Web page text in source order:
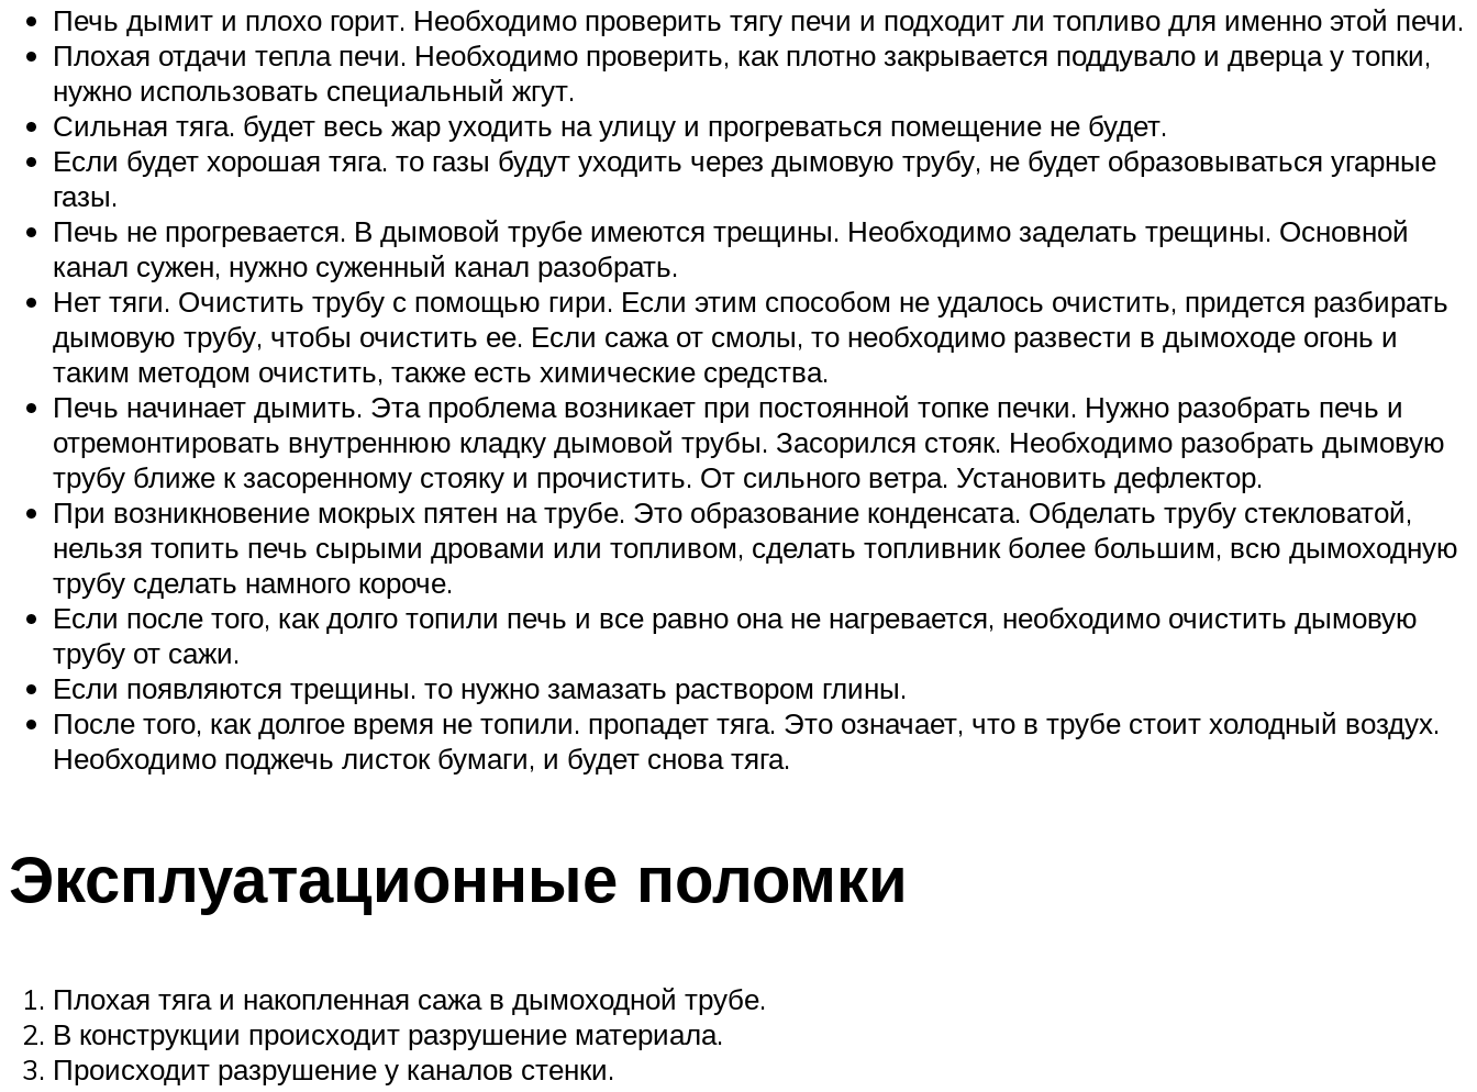
Печь дымит и плохо горит. Необходимо проверить тягу печи и подходит ли топливо для именно этой печи.
Плохая отдачи тепла печи. Необходимо проверить, как плотно закрывается поддувало и дверца у топки,
нужно использовать специальный жгут.
Сильная тяга. будет весь жар уходить на улицу и прогреваться помещение не будет.
Если будет хорошая тяга. то газы будут уходить через дымовую трубу, не будет образовываться угарные
газы.
Печь не прогревается. В дымовой трубе имеются трещины. Необходимо заделать трещины. Основной
канал сужен, нужно суженный канал разобрать.
Нет тяги. Очистить трубу с помощью гири. Если этим способом не удалось очистить, придется разбирать
дымовую трубу, чтобы очистить ее. Если сажа от смолы, то необходимо развести в дымоходе огонь и
таким методом очистить, также есть химические средства.
Печь начинает дымить. Эта проблема возникает при постоянной топке печки. Нужно разобрать печь и
отремонтировать внутреннюю кладку дымовой трубы. Засорился стояк. Необходимо разобрать дымовую
трубу ближе к засоренному стояку и прочистить. От сильного ветра. Установить дефлектор.
При возникновение мокрых пятен на трубе. Это образование конденсата. Обделать трубу стекловатой,
нельзя топить печь сырыми дровами или топливом, сделать топливник более большим, всю дымоходную
трубу сделать намного короче.
Если после того, как долго топили печь и все равно она не нагревается, необходимо очистить дымовую
трубу от сажи.
Если появляются трещины. то нужно замазать раствором глины.
После того, как долгое время не топили. пропадет тяга. Это означает, что в трубе стоит холодный воздух.
Необходимо поджечь листок бумаги, и будет снова тяга.
Эксплуатационные поломки
Плохая тяга и накопленная сажа в дымоходной трубе.
В конструкции происходит разрушение материала.
Происходит разрушение у каналов стенки.